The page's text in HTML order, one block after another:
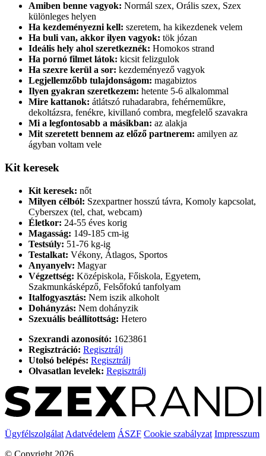
Amiben benne vagyok: Normál szex, Orális szex, Szex
különleges helyen
Ha kezdeményezni kell: szeretem, ha kikezdenek velem
Ha buli van, akkor ilyen vagyok: tök józan
Ideális hely ahol szeretkeznék: Homokos strand
Ha pornó filmet látok: kicsit felizgulok
Ha szexre kerül a sor: kezdeményező vagyok
Legjellemzőbb tulajdonságom: magabiztos
Ilyen gyakran szeretkezem: hetente 5-6 alkalommal
Mire kattanok: átlátszó ruhadarabra, fehérneműkre,
dekoltázsra, fenékre, kivillanó combra, megfelelő szavakra
Mi a legfontosabb a másikban: az alakja
Mit szeretett bennem az előző partnerem: amilyen az
ágyban voltam vele
Kit keresek
Kit keresek: nőt
Milyen célból: Szexpartner hosszú távra, Komoly kapcsolat,
Cyberszex (tel, chat, webcam)
Életkor: 24-55 éves korig
Magasság: 149-185 cm-ig
Testsúly: 51-76 kg-ig
Testalkat: Vékony, Átlagos, Sportos
Anyanyelv: Magyar
Végzettség: Középiskola, Főiskola, Egyetem,
Szakmunkásképző, Felsőfokú tanfolyam
Italfogyasztás: Nem iszik alkoholt
Dohányzás: Nem dohányzik
Szexuális beállítottság: Hetero
Szexrandi azonosító: 1623861
Regisztráció: Regisztrálj
Utolsó belépés: Regisztrálj
Olvasatlan levelek: Regisztrálj
Ügyfélszolgálat Adatvédelem ÁSZF Cookie szabályzat Impresszum
© Copyright 2026